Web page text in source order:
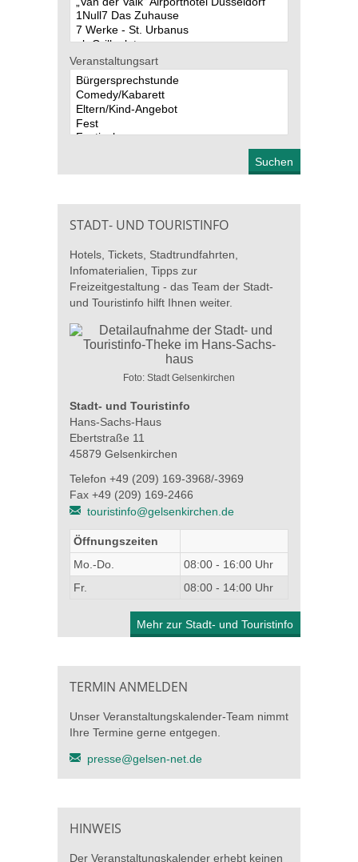
Veranstaltungsart
STADT- UND TOURISTINFO
Hotels, Tickets, Stadtrundfahrten,
Infomaterialien, Tipps zur
Freizeitgestaltung - das Team der Stadt-
und Touristinfo hilft Ihnen weiter.
Foto: Stadt Gelsenkirchen
Stadt- und Touristinfo
Hans-Sachs-Haus
Ebertstraße 11
45879 Gelsenkirchen
Telefon +49 (209) 169-3968/-3969
Fax +49 (209) 169-2466
touristinfo@gelsenkirchen.de
Öffnungszeiten
Mo.-Do.
08:00 - 16:00 Uhr
Fr.
08:00 - 14:00 Uhr
Mehr zur Stadt- und Touristinfo
TERMIN ANMELDEN
Unser Veranstaltungskalender-Team nimmt
Ihre Termine gerne entgegen.
presse@gelsen-net.de
HINWEIS
Der Veranstaltungskalender erhebt keinen